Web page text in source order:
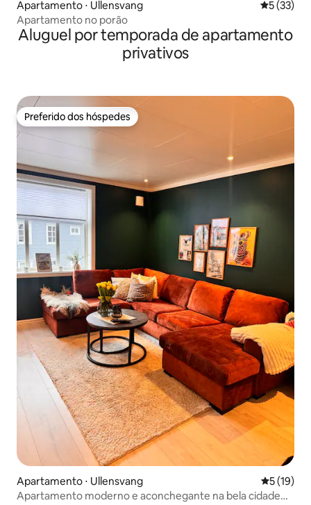
Apartamento ⋅ Ullensvang 5 de uma
5 (33)
Apartamento no porão
Aluguel por temporada de apartamento
privativos
Preferido dos hóspedes
Preferido dos hóspedes
Apartamento ⋅ Ullensvang 5 de uma
5 (19)
Apartamento moderno e aconchegante na bela cidade